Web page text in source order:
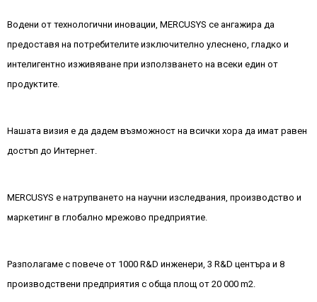
Водени от технологични иновации, MERCUSYS се ангажира да
предоставя на потребителите изключително улеснено, гладко и
интелигентно изживяване при използването на всеки един от
продуктите.
Нашата визия е да дадем възможност на всички хора да имат равен
достъп до Интернет.
MERCUSYS е натрупването на научни изследвания, производство и
маркетинг в глобално мрежово предприятие.
Разполагаме с повече от 1000 R&D инженери, 3 R&D центъра и 8
производствени предприятия с обща площ от 20 000 m2.